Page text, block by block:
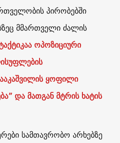
პირობებში
მმართველი ძალის
ოპოზიციური
ყოფილი
და მათგან მტრის ხატის
სამთავრობო არხებზე